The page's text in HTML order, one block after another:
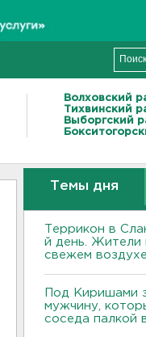
Волховский
Тихвинский
Выборгский
Темы дня
Террикон в
й день. Жители
свежем воздухе
Под Киришами
мужчину,
соседа палкой